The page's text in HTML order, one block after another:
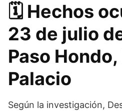
🗓️ Hechos
23 de julio
Paso
Palacio
Según la investigación,